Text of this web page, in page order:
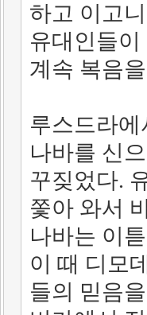
하고 이고
유대인들
계속 복음
루스드라
나바를 신
꾸짖었다.
쫓아 와서
나바는 이
이 때 디모
들의 믿음